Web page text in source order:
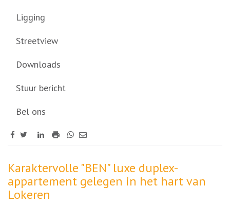
Ligging
Streetview
Downloads
Stuur bericht
Bel ons
Omschrijving
Karaktervolle "BEN" luxe duplex-
appartement gelegen in het hart van
Lokeren